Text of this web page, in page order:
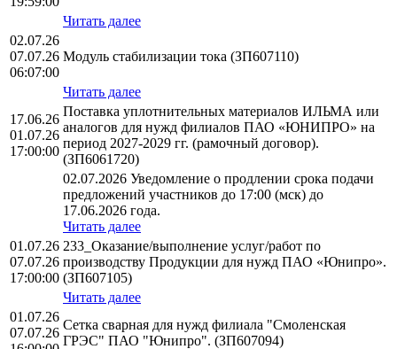
Читать далее
02.07.26
07.07.26
06:07:00
Модуль стабилизации тока (ЗП607110)
Читать далее
17.06.26
01.07.26
17:00:00
Поставка уплотнительных материалов ИЛЬМА или
аналогов для нужд филиалов ПАО «ЮНИПРО» на
период 2027-2029 гг. (рамочный договор).
(ЗП6061720)
02.07.2026 Уведомление о продлении срока подачи
предложений участников до 17:00 (мск) до
17.06.2026 года.
Читать далее
01.07.26
07.07.26
17:00:00
233_Оказание/выполнение услуг/работ по
производству Продукции для нужд ПАО «Юнипро».
(ЗП607105)
Читать далее
01.07.26
07.07.26
Сетка сварная для нужд филиала "Смоленская
ГРЭС" ПАО "Юнипро". (ЗП607094)